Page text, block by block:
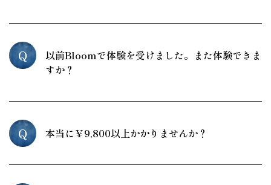
Q
以前Bloomで体験を受けました。また体験できま
すか？
Q 本当に￥9,800以上かかりませんか？